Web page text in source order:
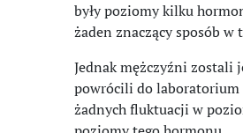
były poziomy kilku
żaden znaczący sposób
Jednak mężczyźni zostali
powrócili do
żadnych fluktuacji w